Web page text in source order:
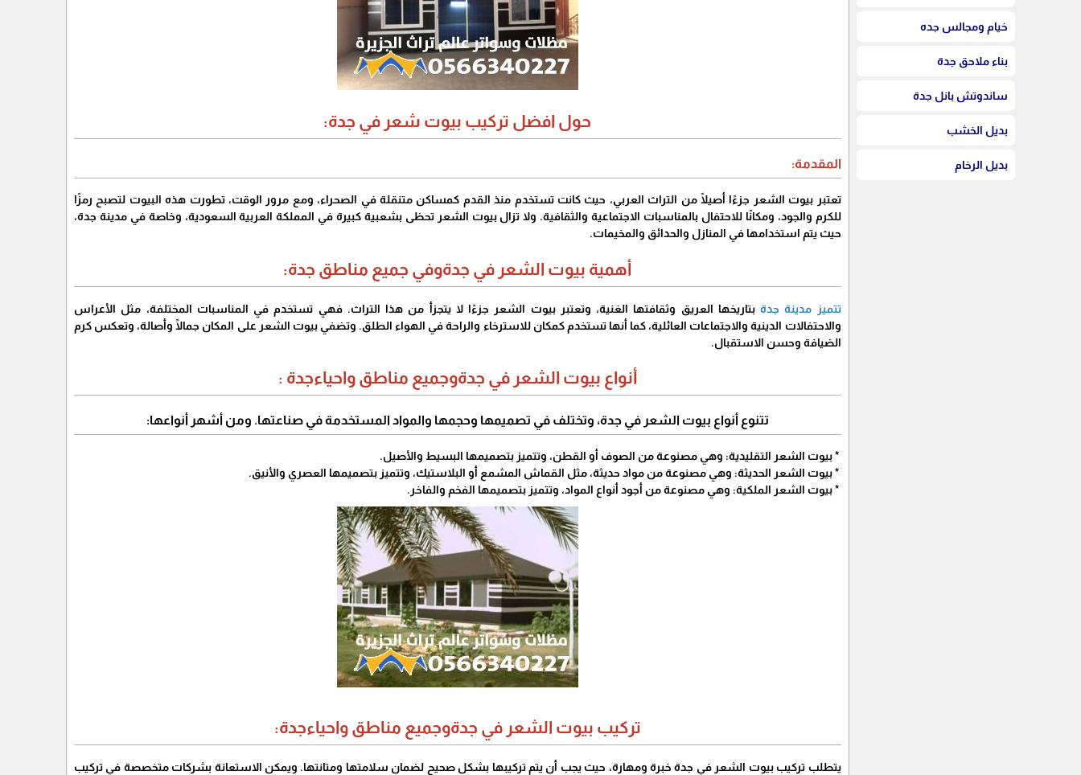
خيام ومجالس جده
بناء ملاحق جدة
ساندوتش بانل جدة
بديل الخشب
بديل الرخام
حول افضل تركيب بيوت شعر في جدة:
المقدمة:
تعتبر بيوت الشعر جزءًا أصيلًا من التراث العربي، حيث كانت تستخدم منذ القدم كمساكن متنقلة في الصحراء، ومع مرور الوقت، تطورت هذه البيوت لتصبح رمزًا
للكرم والجود، ومكانًا للاحتفال بالمناسبات الاجتماعية والثقافية. ولا تزال بيوت الشعر تحظى بشعبية كبيرة في المملكة العربية السعودية، وخاصة في مدينة جدة،
حيث يتم استخدامها في المنازل والحدائق والمخيمات.
أهمية بيوت الشعر في جدةوفي جميع مناطق جدة:
تتميز مدينة جدةبتاريخها العريق وثقافتها الغنية، وتعتبر بيوت الشعر جزءًا لا يتجزأ من هذا التراث. فهي تستخدم في المناسبات المختلفة، مثل الأعراس
والاحتفالات الدينية والاجتماعات العائلية، كما أنها تستخدم كمكان للاسترخاء والراحة في الهواء الطلق. وتضفي بيوت الشعر على المكان جمالًا وأصالة، وتعكس كرم
الضيافة وحسن الاستقبال.
أنواع بيوت الشعر في جدةوجميع مناطق واحياءجدة :
تتنوع أنواع بيوت الشعر في جدة، وتختلف في تصميمها وحجمها والمواد المستخدمة في صناعتها. ومن أشهر أنواعها:
* بيوت الشعر التقليدية: وهي مصنوعة من الصوف أو القطن، وتتميز بتصميمها البسيط والأصيل.
* بيوت الشعر الحديثة: وهي مصنوعة من مواد حديثة، مثل القماش المشمع أو البلاستيك، وتتميز بتصميمها العصري والأنيق.
* بيوت الشعر الملكية: وهي مصنوعة من أجود أنواع المواد، وتتميز بتصميمها الفخم والفاخر.
تركيب بيوت الشعر في جدةوجميع مناطق واحياءجدة:
يتطلب تركيب بيوت الشعر في جدة خبرة ومهارة، حيث يجب أن يتم تركيبها بشكل صحيح لضمان سلامتها ومتانتها. ويمكن الاستعانة بشركات متخصصة في تركيب